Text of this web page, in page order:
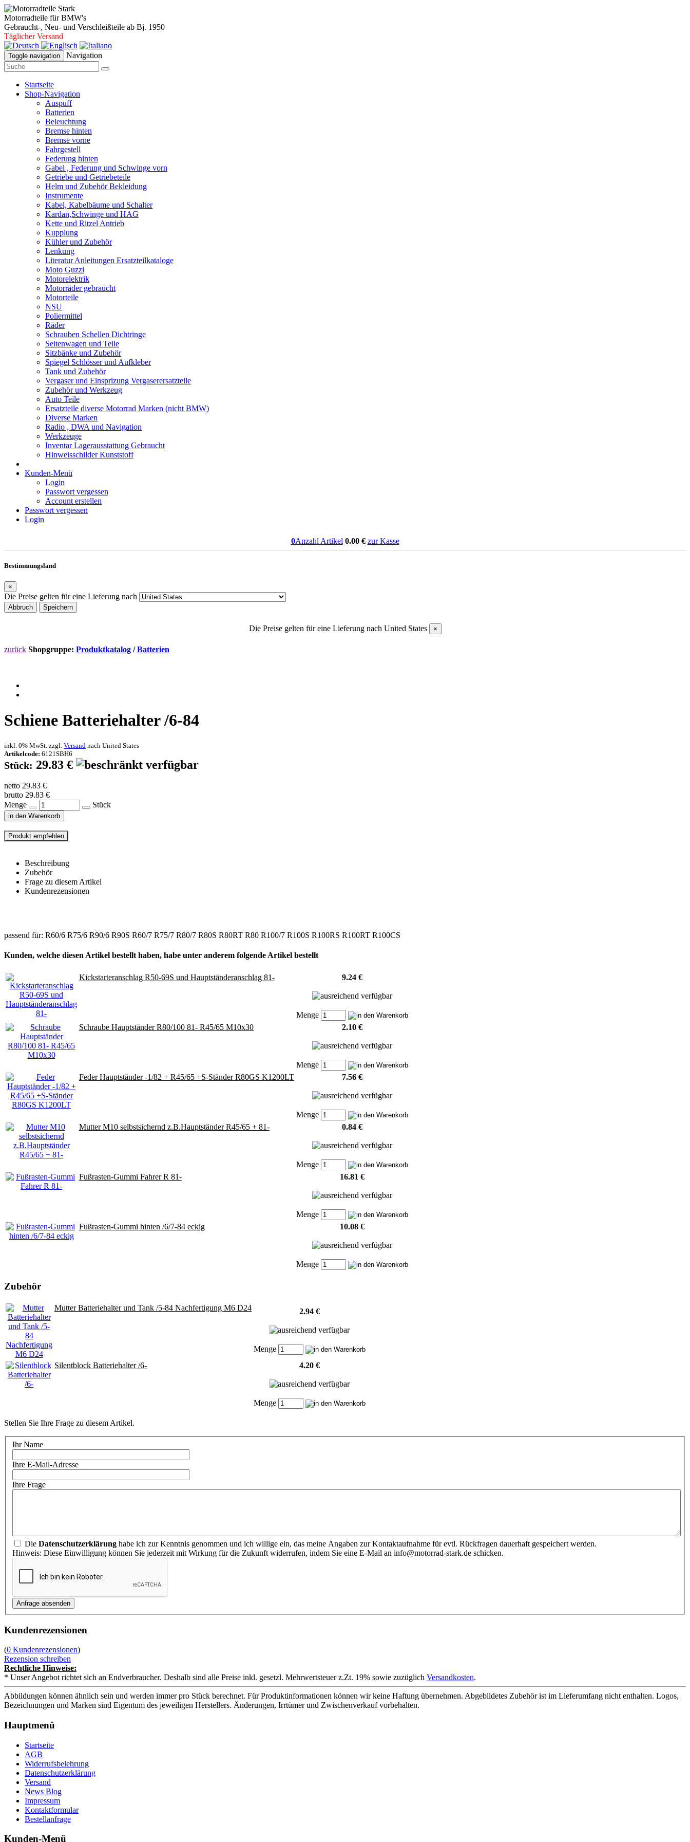
Motorradteile für BMW's
Gebraucht-, Neu- und Verschleißteile ab Bj. 1950
Täglicher Versand
Toggle navigation Navigation
Startseite
Shop-Navigation
Auspuff
Batterien
Beleuchtung
Bremse hinten
Bremse vorne
Fahrgestell
Federung hinten
Gabel , Federung und Schwinge vorn
Getriebe und Getriebeteile
Helm und Zubehör Bekleidung
Instrumente
Kabel, Kabelbäume und Schalter
Kardan,Schwinge und HAG
Kette und Ritzel Antrieb
Kupplung
Kühler und Zubehör
Lenkung
Literatur Anleitungen Ersatzteilkataloge
Moto Guzzi
Motorelektrik
Motorräder gebraucht
Motorteile
NSU
Poliermittel
Räder
Schrauben Schellen Dichtringe
Seitenwagen und Teile
Sitzbänke und Zubehör
Spiegel Schlösser und Aufkleber
Tank und Zubehör
Vergaser und Einsprizung Vergaserersatzteile
Zubehör und Werkzeug
Auto Teile
Ersatzteile diverse Motorrad Marken (nicht BMW)
Diverse Marken
Radio , DWA und Navigation
Werkzeuge
Inventar Lagerausstattung Gebraucht
Hinweisschilder Kunststoff
Kunden-Menü
Login
Passwort vergessen
Account erstellen
Passwort vergessen
Login
0Anzahl Artikel 0.00€ zur Kasse
Bestimmungsland
×
Die Preise gelten für eine Lieferung nach
Abbruch Speichern
Die Preise gelten für eine Lieferung nach United States ×
zurück Shopgruppe: Produktkatalog /Batterien
Schiene Batteriehalter /6-84
inkl. 0% MwSt. zzgl. Versand nach United States
Artikelcode: 6121SBH6
Stück: 29.83 €
netto 29.83 €
brutto 29.83 €
Menge
Stück
in den Warenkorb
Beschreibung
Zubehör
Frage zu diesem Artikel
Kundenrezensionen
passend für: R60/6 R75/6 R90/6 R90S R60/7 R75/7 R80/7 R80S R80RT R80 R100/7 R100S R100RS R100RT R100CS
Kunden, welche diesen Artikel bestellt haben, habe unter anderem folgende Artikel bestellt
Kickstarteranschlag R50-69S und Hauptständeranschlag 81- 9.24 €
Menge
Schraube Hauptständer R80/100 81- R45/65 M10x30
2.10 €
Menge
Feder Hauptständer -1/82 + R45/65 +S-Ständer R80GS K1200LT
7.56 €
Menge
Mutter M10 selbstsichernd z.B.Hauptständer R45/65 + 81-
0.84 €
Menge
Fußrasten-Gummi Fahrer R 81-
16.81 €
Menge
Fußrasten-Gummi hinten /6/7-84 eckig
10.08 €
Menge
Zubehör
Mutter Batteriehalter und Tank /5-84 Nachfertigung M6 D24 2.94 €
Menge
Silentblock Batteriehalter /6-
4.20 €
Menge
Stellen Sie Ihre Frage zu diesem Artikel.
Ihr Name
Ihre E-Mail-Adresse
Ihre Frage
Die Datenschutzerklärung habe ich zur Kenntnis genommen und ich willige ein, das meine Angaben zur Kontaktaufnahme für evtl. Rückfragen dauerhaft gespeichert werden.
Hinweis: Diese Einwilligung können Sie jederzeit mit Wirkung für die Zukunft widerrufen, indem Sie eine E-Mail an info@motorrad-stark.de schicken.
Kundenrezensionen
(0 Kundenrezensionen)
Rezension schreiben
Rechtliche Hinweise:
* Unser Angebot richtet sich an Endverbraucher. Deshalb sind alle Preise inkl. gesetzl. Mehrwertsteuer z.Zt. 19% sowie zuzüglich Versandkosten.
Abbildungen können ähnlich sein und werden immer pro Stück berechnet. Für Produktinformationen können wir keine Haftung übernehmen. Abgebildetes Zubehör ist im Lieferumfang nicht enthalten. Logos,
Bezeichnungen und Marken sind Eigentum des jeweiligen Herstellers. Änderungen, Irrtümer und Zwischenverkauf vorbehalten.
Hauptmenü
Startseite
AGB
Widerrufsbelehrung
Datenschutzerklärung
Versand
News Blog
Impressum
Kontaktformular
Bestellanfrage
Kunden-Menü